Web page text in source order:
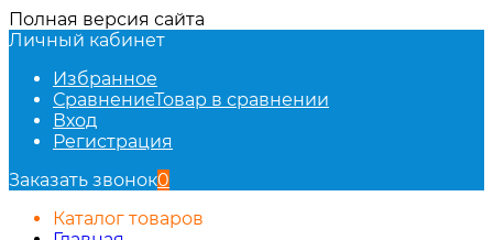
Полная версия сайта
Личный кабинет
Избранное
СравнениеТовар в сравнении
Вход
Регистрация
Заказать звонок0
Каталог товаров